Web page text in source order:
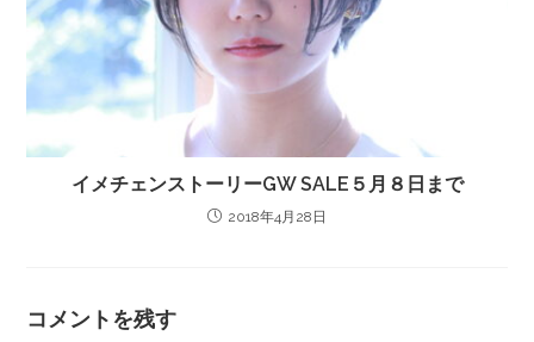
イメチェンストーリーGW SALE５月８日まで
2018年4月28日
コメントを残す